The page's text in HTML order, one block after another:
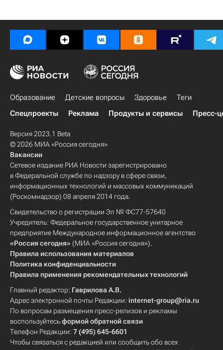
Образование Детские вопросы Здоровье
Теги
Спецпроекты
Реклама Продукты и сервисы Пресс-
Версия 2023.1 Beta
© 2026 МИА «Россия сегодня»
Вакансии
Сетевое издание РИА Новости зарегистрировано
в Федеральной службе по надзору в сфере связи,
информационных технологий и массовых коммуникаций
(Роскомнадзор) 08 апреля 2014 года.
Свидетельство о регистрации Эл № ФС77-57640
Учредитель: Федеральное государственное унитарное
предприятие Международное информационное агентство
«Россия сегодня» (МИА «Россия сегодня»).
Правила использования материалов
Политика конфиденциальности
Правила применения рекомендательных технологий
Главный редактор: Гаврилова А.В.
Адрес электронной почты Редакции: internet-group@ria.ru
По вопросам размещения пресс-релизов и рекламы
воспользуйтесьформой обратной связи
Телефон Редакции: 7 (495) 645-6601
Чтобы связаться с редакцией или сообщить обо всех